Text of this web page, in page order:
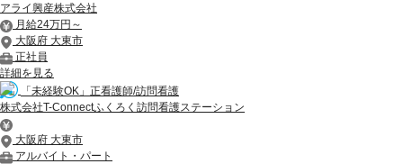
アライ興産株式会社
月給24万円～
大阪府 大東市
正社員
詳細を見る
「未経験OK」正看護師/訪問看護
株式会社T-Connectふくろく訪問看護ステーション
大阪府 大東市
アルバイト・パート